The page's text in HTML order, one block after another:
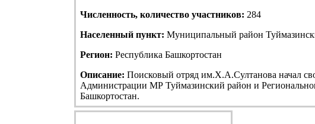
Численность, количество участников: 284
Населенный пункт: Муниципальный район
Регион: Республика Башкортостан
Описание: Поисковый отряд им.Х.А.Султанова начал
Администрации МР Туймазинский район и
Башкортостан.